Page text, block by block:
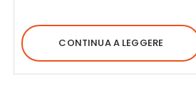
CONTINUA A LEGGERE